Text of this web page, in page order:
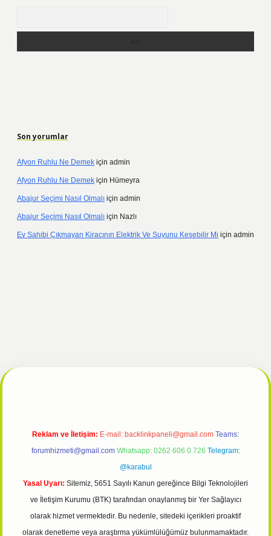
Son yorumlar
Afyon Ruhlu Ne Demek için admin
Afyon Ruhlu Ne Demek için Hümeyra
Abajur Seçimi Nasıl Olmalı için admin
Abajur Seçimi Nasıl Olmalı için Nazlı
Ev Sahibi Çıkmayan Kiracının Elektrik Ve Suyunu Kesebilir Mi için admin
giriş
Reklam ve İletişim: E-mail: backlinkpaneli@gmail.com Teams:
forumhizmeti@gmail.com Whatsapp: 0262 606 0 726 Telegram:
@karabul
Yasal Uyarı: Sitemiz, 5651 Sayılı Kanun gereğince Bilgi Teknolojileri
ve İletişim Kurumu (BTK) tarafından onaylanmış bir Yer Sağlayıcı
olarak hizmet vermektedir. Bu nedenle, sitedeki içerikleri proaktif
olarak denetleme veya araştırma yükümlülüğümüz bulunmamaktadır.